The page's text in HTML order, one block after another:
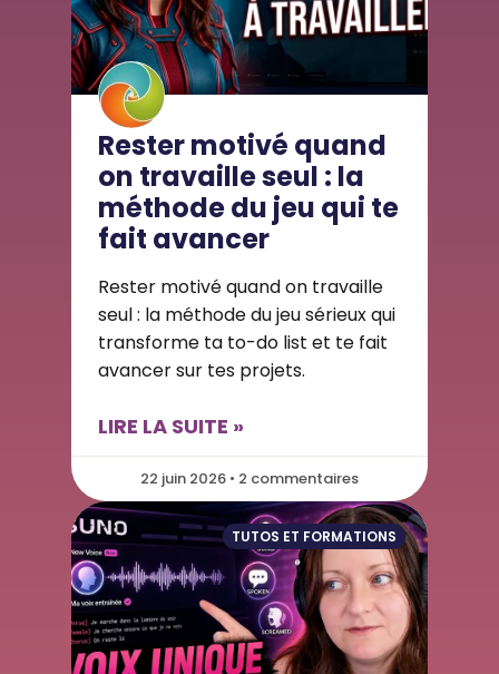
Rester motivé quand
on travaille seul : la
méthode du jeu qui te
fait avancer
Rester motivé quand on travaille
seul : la méthode du jeu sérieux qui
transforme ta to-do list et te fait
avancer sur tes projets.
LIRE LA SUITE »
22 juin 2026 • 2 commentaires
TUTOS ET FORMATIONS